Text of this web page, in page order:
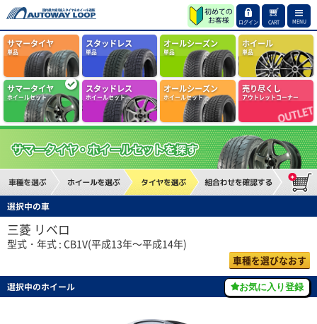
ログイン CART MENU
サマータイヤ
単品
スタッドレス
単品
オールシーズン
単品
ホイール
単品
サマータイヤ
ホイールセット
スタッドレス
ホイールセット
オールシーズン
ホイールセット
売り尽くし
アウトレットコーナー
選択中の車
三菱 リベロ
型式・年式 : CB1V(平成13年～平成14年)
車種を選びなおす
選択中のホイール お気に入り登録